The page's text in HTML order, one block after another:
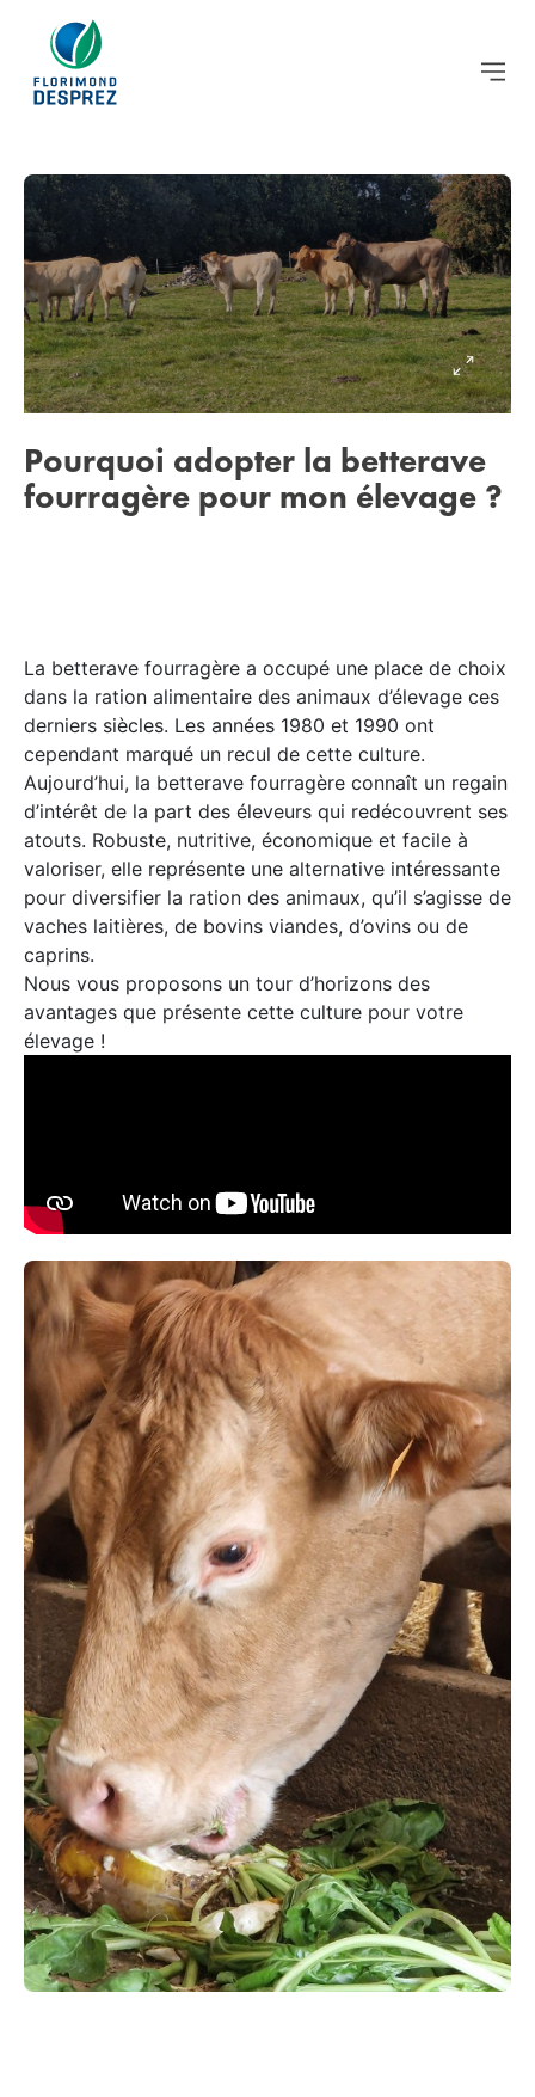
Pourquoi adopter la betterave
fourragère pour mon élevage ?
La betterave fourragère a occupé une place de choix
dans la ration alimentaire des animaux d’élevage ces
derniers siècles. Les années 1980 et 1990 ont
cependant marqué un recul de cette culture.
Aujourd’hui, la betterave fourragère connaît un regain
d’intérêt de la part des éleveurs qui redécouvrent ses
atouts. Robuste, nutritive, économique et facile à
valoriser, elle représente une alternative intéressante
pour diversifier la ration des animaux, qu’il s’agisse de
vaches laitières, de bovins viandes, d’ovins ou de
caprins.
Nous vous proposons un tour d’horizons des
avantages que présente cette culture pour votre
élevage !